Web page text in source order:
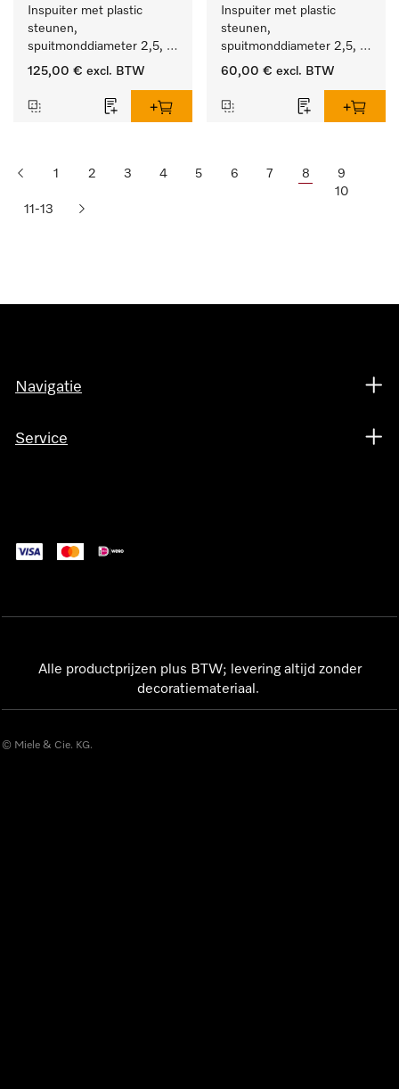
Inspuiter met plastic
steunen,
spuitmonddiameter 2,5,
lengte 125 mm, 10 stuks.
125,00 € excl. BTW
Inspuiter met plastic
steunen,
spuitmonddiameter 2,5,
lengte 125 mm, 5 stuks.
60,00 € excl. BTW
1 2 3 4 5 6 7 8
9
10
11-13
Navigatie
Service
Alle productprijzen plus BTW; levering altijd zonder
decoratiemateriaal.
© Miele & Cie. KG.